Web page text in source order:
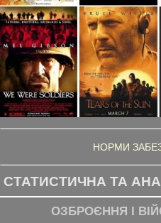
НОРМИ
СТАТИСТИЧНА ТА
ОЗБРОЄННЯ І